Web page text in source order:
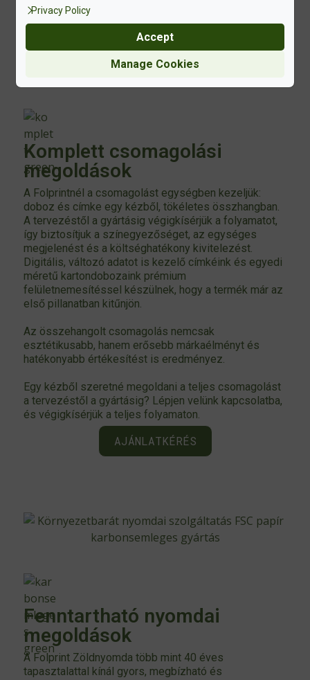
Komplett csomagolási
megoldások
A Folprintnél a csomagolást egységben kezeljük:
doboz és címke egy kézből, tökéletes összhangban.
A tervezéstől a gyártásig végigkísérjük a folyamatot,
így biztosítjuk a színegyezőséget, az egységes
megjelenést és a költséghatékony kivitelezést.
Digitális, változó adatot is kezelő címkéink és egyedi
méretű kartondobozaink prémium
felületnemesítéssel készülnek, hogy a termék már az
első pillanatban kitűnjön.
Az összehangolt csomagolás nemcsak
esztétikusabb, hanem erősebb márkaélményt és
hatékonyabb értékesítést is eredményez.
Egy kézből szeretné megoldani a teljes csomagolást
a tervezéstől a gyártásig? Lépjen velünk kapcsolatba,
és végigkísérjük a teljes folyamaton.
AJÁNLATKÉRÉS
Fenntartható nyomdai
megoldások
A Folprint Zöldnyomda több mint 40 éves
tapasztalattal kínál gyors, megbízható és
Privacy Policy
Manage Cookies
Accept